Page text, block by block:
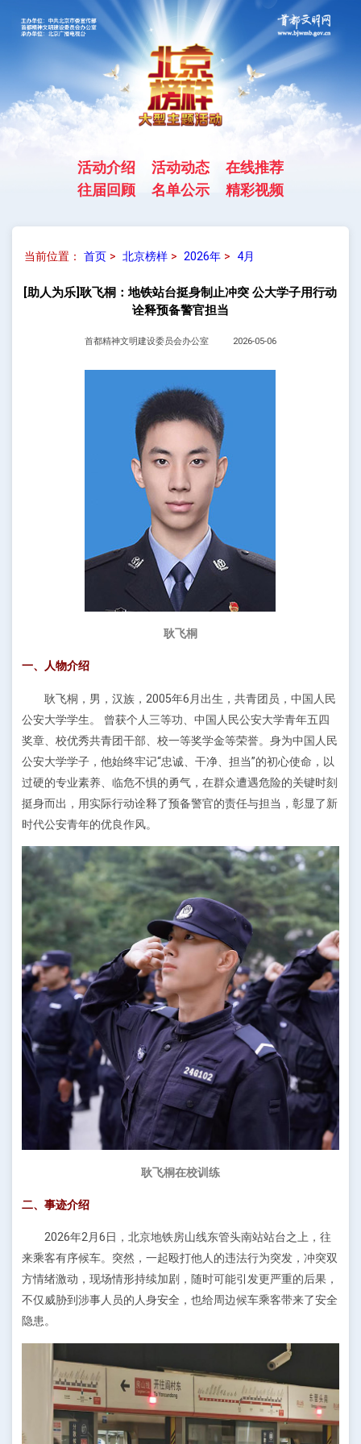
活动介绍 活动动态
在线推荐
往届回顾
名单公示 精彩视频
当前位置： 首页> 北京榜样> 2026年> 4月
[助人为乐]耿飞桐：地铁站台挺身制止冲突 公大学子用行动
诠释预备警官担当
首都精神文明建设委员会办公室 2026-05-06
耿飞桐
一、人物介绍
耿飞桐 ，男，汉族，2005年6月出生，共青团员，中国人民
公安大学学生。 曾获个人三等功、中国人民公安大学青年五四
奖章、校优秀共青团干部、校一等奖学金等荣誉。身为中国人民
公安大学学子，他始终牢记“忠诚、干净、担当”的初心使命，以
过硬的专业素养、临危不惧的勇气，在群众遭遇危险的关键时刻
挺身而出，用实际行动诠释了预备警官的责任与担当，彰显了新
时代公安青年的优良作风。
耿飞桐在校训练
二、事迹介绍
2026年2月6日，北京地铁房山线东管头南站站台之上，往
来乘客有序候车。突然，一起殴打他人的违法行为突发，冲突双
方情绪激动，现场情形持续加剧，随时可能引发更严重的后果，
不仅威胁到涉事人员的人身安全，也给周边候车乘客带来了安全
隐患。